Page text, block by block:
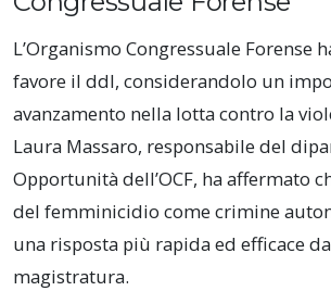
L’Organismo Congressuale Forense
favore il ddl, considerandolo un
avanzamento nella lotta contro la
Laura Massaro, responsabile del
Opportunità dell’OCF, ha affermato
del femminicidio come crimine
una risposta più rapida ed efficace
magistratura.